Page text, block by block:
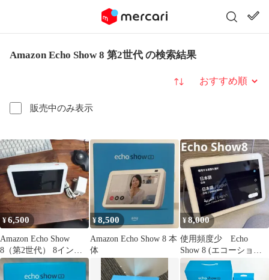
Amazon Echo Show 8 第2世代 の検索結果
販売中のみ表示
並び替え
¥6,500
Amazon Echo Show
8（第2世代） 8インチ
スマートディスプレイ
¥8,500
Amazon Echo Show 8 本
体
¥8,000
使用頻度少 Echo
Show 8 (エコーショー8)
第2世代 ACアダプタ
付